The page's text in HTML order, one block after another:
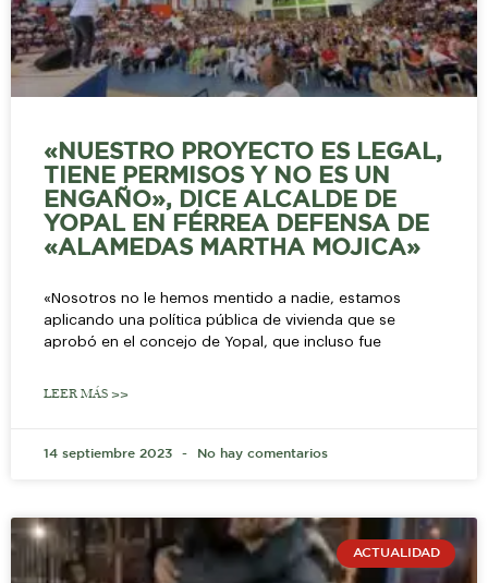
«NUESTRO PROYECTO ES LEGAL,
TIENE PERMISOS Y NO ES UN
ENGAÑO», DICE ALCALDE DE
YOPAL EN FÉRREA DEFENSA DE
«ALAMEDAS MARTHA MOJICA»
«Nosotros no le hemos mentido a nadie, estamos
aplicando una política pública de vivienda que se
aprobó en el concejo de Yopal, que incluso fue
LEER MÁS >>
14 septiembre 2023 No hay comentarios
ACTUALIDAD